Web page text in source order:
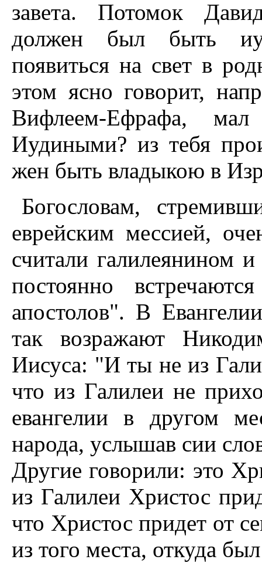
завета. Потомок
должен был быть
появиться на свет в
этом ясно говорит,
Вифлеем-Ефрафа,
Иудиными? из тебя
жен быть владыкою в
Богословам,
еврейским мессией,
считали галилеянином
постоянно
апостолов". В
так возражают
Иисуса: "И ты не из
что из Галилеи не
евангелии в другом
народа, услышав сии
Другие говорили: это
из Галилеи Христос
что Христос придет от
из того места, откуда